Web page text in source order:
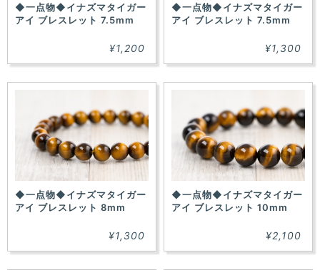
◆一点物◆イナズマタイガー
アイ ブレスレット 7.5mm
¥1,200
◆一点物◆イナズマタイガー
アイ ブレスレット 7.5mm
¥1,300
◆一点物◆イナズマタイガー
アイ ブレスレット 8mm
¥1,300
◆一点物◆イナズマタイガー
アイ ブレスレット 10mm
¥2,100